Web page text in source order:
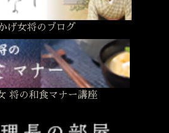
げ女将のブログ
将の和食マナー講座